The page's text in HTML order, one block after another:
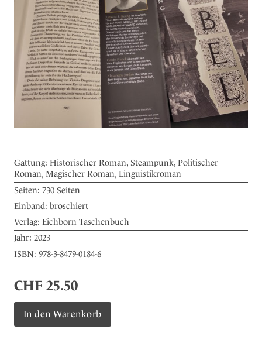
Gattung: Historischer Roman, Steampunk, Politischer
Roman, Magischer Roman, Linguistikroman
Seiten: 730 Seiten
Einband: broschiert
Verlag: Eichborn Taschenbuch
Jahr: 2023
ISBN: 978-3-8479-0184-6
CHF 25.50
Menge
In den Warenkorb